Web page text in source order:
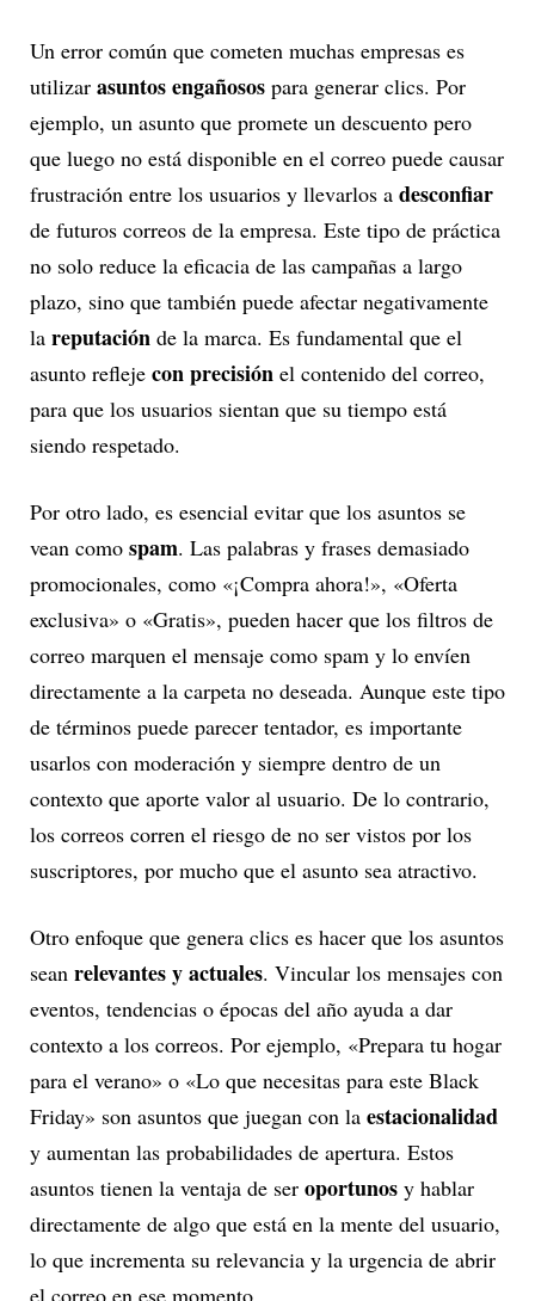
Un error común que cometen muchas empresas es
utilizar asuntos engañosos para generar clics. Por
ejemplo, un asunto que promete un descuento pero
que luego no está disponible en el correo puede causar
frustración entre los usuarios y llevarlos a desconfiar
de futuros correos de la empresa. Este tipo de práctica
no solo reduce la eficacia de las campañas a largo
plazo, sino que también puede afectar negativamente
la reputación de la marca. Es fundamental que el
asunto refleje con precisión el contenido del correo,
para que los usuarios sientan que su tiempo está
siendo respetado.
Por otro lado, es esencial evitar que los asuntos se
vean como spam. Las palabras y frases demasiado
promocionales, como «¡Compra ahora!», «Oferta
exclusiva» o «Gratis», pueden hacer que los filtros de
correo marquen el mensaje como spam y lo envíen
directamente a la carpeta no deseada. Aunque este tipo
de términos puede parecer tentador, es importante
usarlos con moderación y siempre dentro de un
contexto que aporte valor al usuario. De lo contrario,
los correos corren el riesgo de no ser vistos por los
suscriptores, por mucho que el asunto sea atractivo.
Otro enfoque que genera clics es hacer que los asuntos
sean relevantes y actuales. Vincular los mensajes con
eventos, tendencias o épocas del año ayuda a dar
contexto a los correos. Por ejemplo, «Prepara tu hogar
para el verano» o «Lo que necesitas para este Black
Friday» son asuntos que juegan con la estacionalidad
y aumentan las probabilidades de apertura. Estos
asuntos tienen la ventaja de ser oportunos y hablar
directamente de algo que está en la mente del usuario,
lo que incrementa su relevancia y la urgencia de abrir